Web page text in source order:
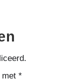
met *